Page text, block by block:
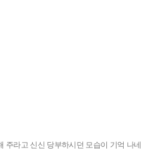
주라고 신신 당부하시던 모습이 기억 나